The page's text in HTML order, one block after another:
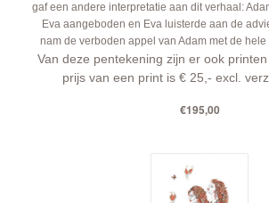
gaf een andere interpretatie aan dit verhaal:
Eva aangeboden en Eva luisterde aan de
nam de verboden appel van Adam met de
Van deze pentekening zijn er ook printen
prijs van een print is € 25,- excl.
€195,00